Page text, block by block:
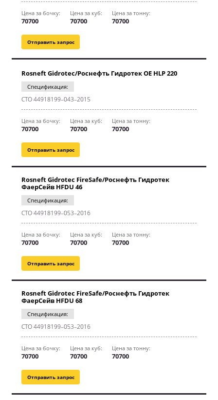
Отправить запрос
Цена за бочку:
70700
Цена за куб:
70700
Цена за тонну:
70700
Отправить запрос
Rosneft Gidrotec/Роснефть Гидротек OE HLP 220
Спецификация:
CТО 44918199–043–2015
Цена за бочку:
70700
Цена за куб:
70700
Цена за тонну:
70700
Отправить запрос
Rosneft Gidrotec FireSafe/Роснефть Гидротек
ФаерСейв HFDU 46
Спецификация:
СТО 44918199–053–2016
Цена за бочку:
70700
Цена за куб:
70700
Цена за тонну:
70700
Отправить запрос
Rosneft Gidrotec FireSafe/Роснефть Гидротек
ФаерСейв HFDU 68
Спецификация:
СТО 44918199–053–2016
Цена за бочку:
70700
Цена за куб:
70700
Цена за тонну:
70700